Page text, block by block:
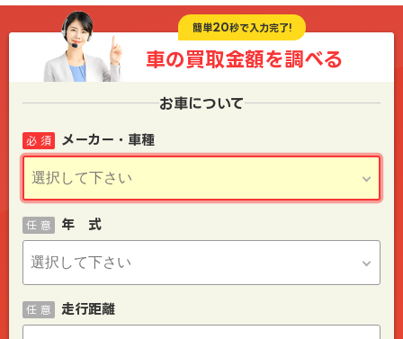
簡単20秒で入力完了!
車の買取金額を調べる
お車について
メーカー・車種
必 須
年 式
任 意
走行距離
任 意